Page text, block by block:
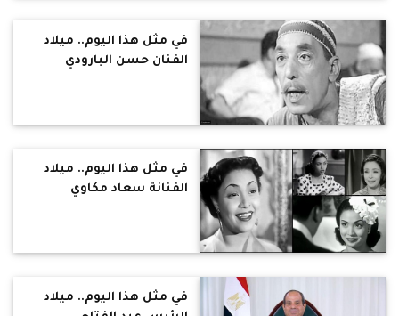
في مثل هذا اليوم.. ميلاد
الفنان حسن البارودي
في مثل هذا اليوم.. ميلاد
الفنانة سعاد مكاوي
في مثل هذا اليوم.. ميلاد